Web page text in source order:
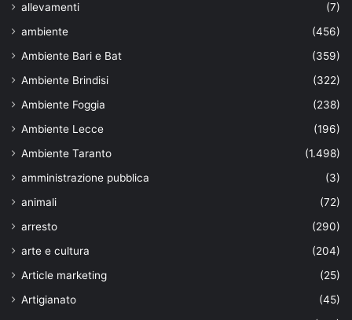
allevamenti
(7)
ambiente
(456)
Ambiente Bari e Bat
(359)
Ambiente Brindisi
(322)
Ambiente Foggia
(238)
Ambiente Lecce
(196)
Ambiente Taranto
(1.498)
amministrazione pubblica
(3)
animali
(72)
arresto
(290)
arte e cultura
(204)
Article marketing
(25)
Artigianato
(45)